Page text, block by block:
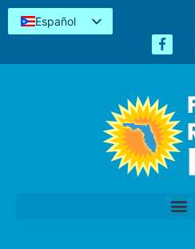
Español
Kreyòl